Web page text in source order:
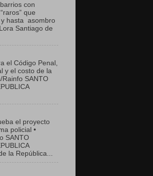
con
que
hasta asombro
Santiago de
el Código Penal,
y el costo de la
Rainfo SANTO
el proyecto
policial •
SANTO
la República...